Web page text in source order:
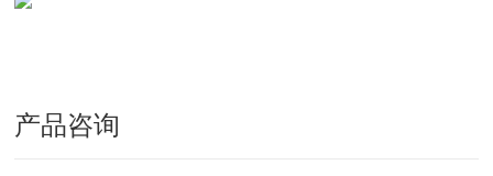
产品咨询